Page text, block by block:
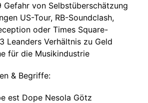
Gefahr von Selbstüberschätzung
US-Tour, RB-Soundclash,
oder Times Square-
Leanders Verhältnis zu Geld
für die Musikindustrie
& Begriffe:
est Dope Nesola Götz